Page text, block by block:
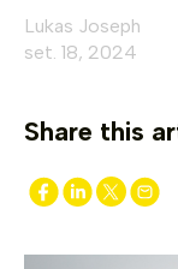
Lukas Joseph
set. 18, 2024
Share this